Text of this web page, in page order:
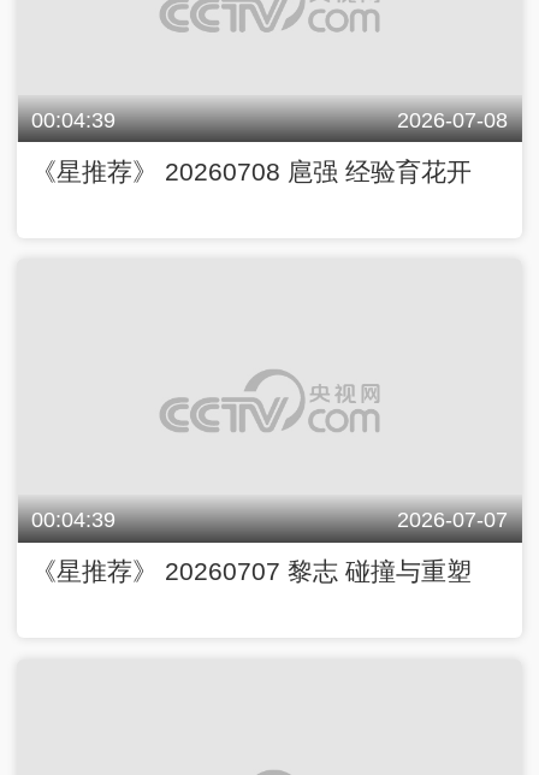
00:04:39 2026-07-08
《星推荐》 20260708 扈强 经验育花开
00:04:39 2026-07-07
《星推荐》 20260707 黎志 碰撞与重塑